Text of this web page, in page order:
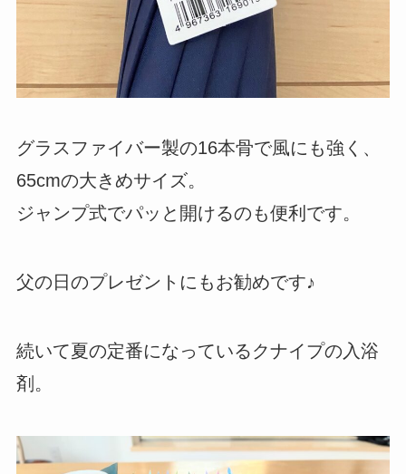
グラスファイバー製の16本骨で風にも強く、
65cmの大きめサイズ。
ジャンプ式でパッと開けるのも便利です。
父の日のプレゼントにもお勧めです♪
続いて夏の定番になっているクナイプの入浴
剤。